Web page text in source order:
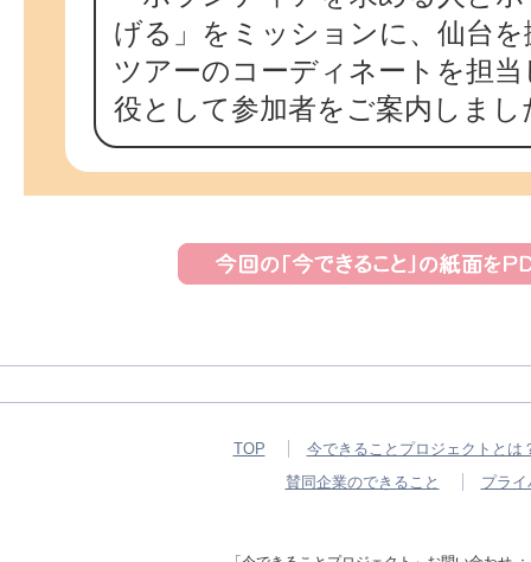
げる」をミッションに、仙台
ツアーのコーディネートを担
役として参加者をご案内しまし
TOP
今できることプロジェクトとは
賛同企業のできること
プラ